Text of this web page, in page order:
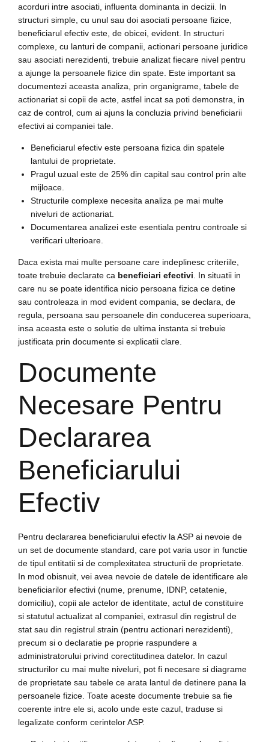
acorduri intre asociati, influenta dominanta in decizii. In
structuri simple, cu unul sau doi asociati persoane fizice,
beneficiarul efectiv este, de obicei, evident. In structuri
complexe, cu lanturi de companii, actionari persoane juridice
sau asociati nerezidenti, trebuie analizat fiecare nivel pentru
a ajunge la persoanele fizice din spate. Este important sa
documentezi aceasta analiza, prin organigrame, tabele de
actionariat si copii de acte, astfel incat sa poti demonstra, in
caz de control, cum ai ajuns la concluzia privind beneficiarii
efectivi ai companiei tale.
Beneficiarul efectiv este persoana fizica din spatele
lantului de proprietate.
Pragul uzual este de 25% din capital sau control prin alte
mijloace.
Structurile complexe necesita analiza pe mai multe
niveluri de actionariat.
Documentarea analizei este esentiala pentru controale si
verificari ulterioare.
Daca exista mai multe persoane care indeplinesc criteriile,
toate trebuie declarate ca beneficiari efectivi. In situatii in
care nu se poate identifica nicio persoana fizica ce detine
sau controleaza in mod evident compania, se declara, de
regula, persoana sau persoanele din conducerea superioara,
insa aceasta este o solutie de ultima instanta si trebuie
justificata prin documente si explicatii clare.
Documente
Necesare Pentru
Declararea
Beneficiarului
Efectiv
Pentru declararea beneficiarului efectiv la ASP ai nevoie de
un set de documente standard, care pot varia usor in functie
de tipul entitatii si de complexitatea structurii de proprietate.
In mod obisnuit, vei avea nevoie de datele de identificare ale
beneficiarilor efectivi (nume, prenume, IDNP, cetatenie,
domiciliu), copii ale actelor de identitate, actul de constituire
si statutul actualizat al companiei, extrasul din registrul de
stat sau din registrul strain (pentru actionari nerezidenti),
precum si o declaratie pe proprie raspundere a
administratorului privind corectitudinea datelor. In cazul
structurilor cu mai multe niveluri, pot fi necesare si diagrame
de proprietate sau tabele ce arata lantul de detinere pana la
persoanele fizice. Toate aceste documente trebuie sa fie
coerente intre ele si, acolo unde este cazul, traduse si
legalizate conform cerintelor ASP.